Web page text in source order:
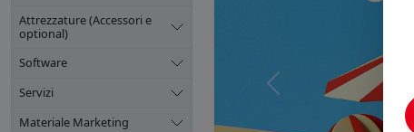
Attrezzature (Accessori e
optional)
Software
Servizi
Materiale Marketing
Precedente